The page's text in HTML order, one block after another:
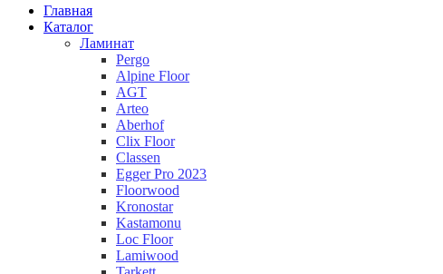
Главная
Каталог
Ламинат
Pergo
Alpine Floor
AGT
Arteo
Aberhof
Clix Floor
Classen
Egger Pro 2023
Floorwood
Kronostar
Kastamonu
Loc Floor
Lamiwood